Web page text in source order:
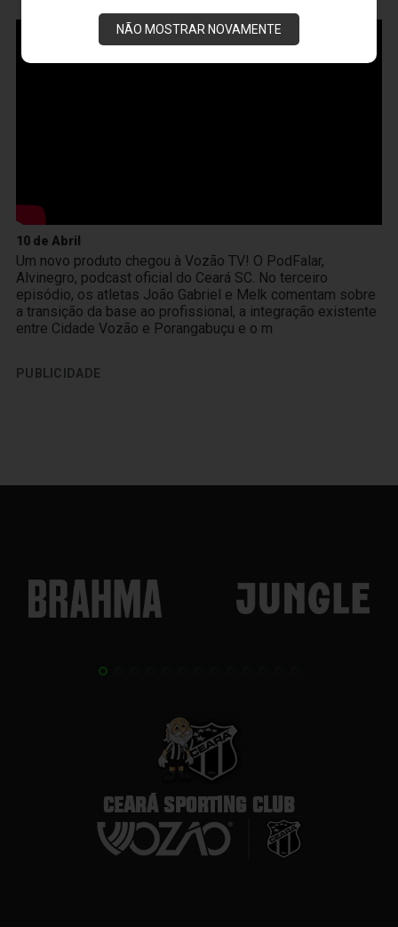
NÃO MOSTRAR NOVAMENTE
10 de Abril
Um novo produto chegou à Vozão TV! O PodFalar,
Alvinegro, podcast oficial do Ceará SC. No terceiro
episódio, os atletas João Gabriel e Melk comentam sobre
a transição da base ao profissional, a integração existente
entre Cidade Vozão e Porangabuçu e o m
PUBLICIDADE
CEARÁ SPORTING CLUB